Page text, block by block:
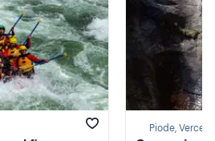
Piode, Vercelli